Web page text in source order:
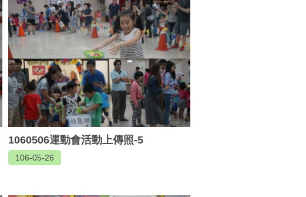
1060506運動會活動上傳照-5
106-05-26